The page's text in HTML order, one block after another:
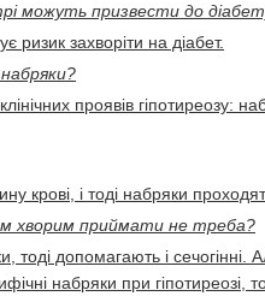
можуть призвести до
захворіти на діабет.
проявів гіпотиреозу:
крові, і тоді набряки
хворим приймати не треба?
допомагають і сечогінні.
набряки при